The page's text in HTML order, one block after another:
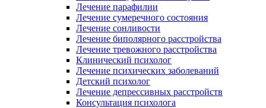
Лечение парафилии
Лечение сумеречного состояния
Лечение сонливости
Лечение биполярного расстройства
Лечение тревожного расстройства
Клинический психолог
Лечение психических заболеваний
Детский психолог
Лечение депрессивных расстройств
Консультация психолога